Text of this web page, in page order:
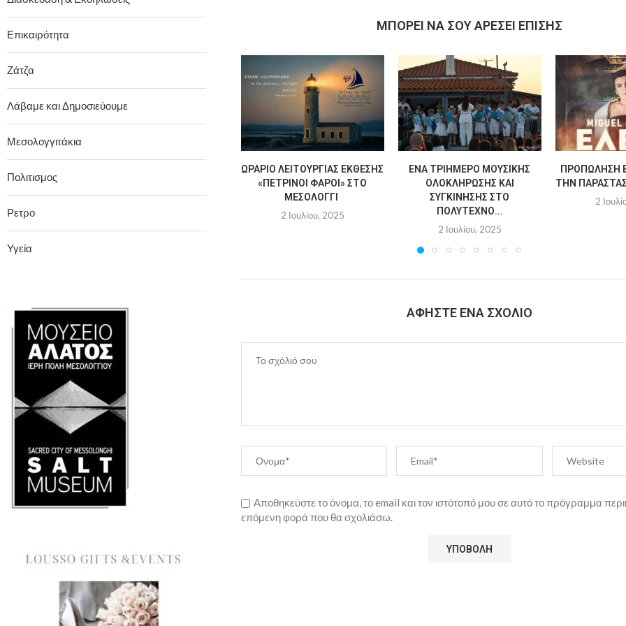
MΠΟΡΕΊ ΝΑ ΣΟΥ ΑΡΈΣΕΙ ΕΠΊΣΗΣ
ΩΡΆΡΙΟ ΛΕΙΤΟΥΡΓΊΑΣ ΈΚΘΕΣΗΣ
«ΠΈΤΡΙΝΟΙ ΦΆΡΟΙ» ΣΤΟ
ΜΕΣΟΛΌΓΓΙ
2 Ιουλίου, 2025
ΈΝΑ ΤΡΙΉΜΕΡΟ ΜΟΥΣΙΚΉΣ
ΟΛΟΚΛΉΡΩΣΗΣ ΚΑΙ
ΣΥΓΚΊΝΗΣΗΣ ΣΤΟ
ΠΟΛΎΤΕΧΝΟ...
2 Ιουλίου, 2025
ΠΡΟΠΏΛΗΣΗ
ΤΗΝ
2
ΑΦΉΣΤΕ ΈΝΑ ΣΧΌΛΙΟ
Αποθηκεύστε το όνομα, το email και τον ιστότοπό μου σε αυτό το πρόγραμμα
επόμενη φορά που θα σχολιάσω.
Επικαιρότητα
Ζάτζα
Λάβαμε και Δημοσιεύουμε
Μεσολογγιτάκια
Πολιτισμος
Ρετρο
Υγεία